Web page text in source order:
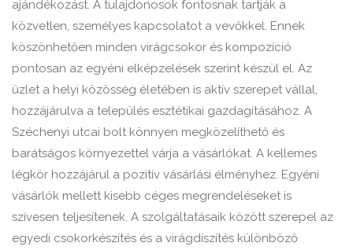
ajándékozást. A tulajdonosok fontosnak tartják a
közvetlen, személyes kapcsolatot a vevőkkel. Ennek
köszönhetően minden virágcsokor és kompozíció
pontosan az egyéni elképzelések szerint készül el. Az
üzlet a helyi közösség életében is aktív szerepet vállal,
hozzájárulva a település esztétikai gazdagításához. A
Széchenyi utcai bolt könnyen megközelíthető és
barátságos környezettel várja a vásárlókat. A kellemes
légkör hozzájárul a pozitív vásárlási élményhez. Egyéni
vásárlók mellett kisebb céges megrendeléseket is
szívesen teljesítenek. A szolgáltatásaik között szerepel az
egyedi csokorkészítés és a virágdíszítés különböző